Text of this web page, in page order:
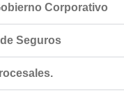
Corporativo
Seguros